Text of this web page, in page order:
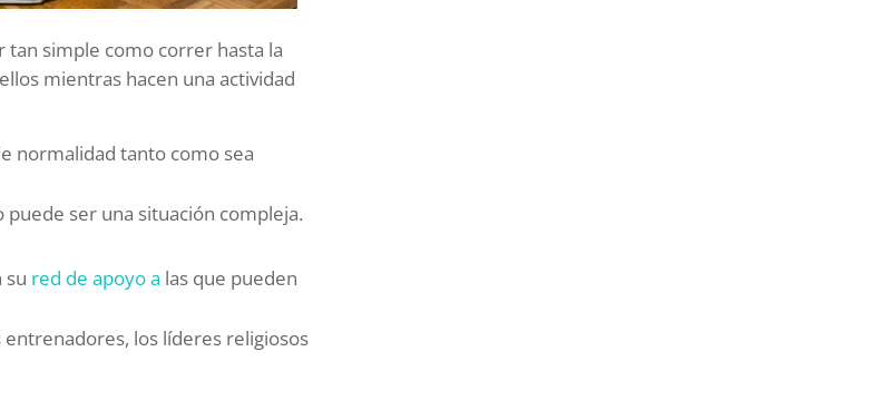
tan simple como correr hasta la
mientras hacen una actividad
normalidad tanto como sea
ser una situación compleja.
su red de apoyo a las que pueden
los líderes religiosos